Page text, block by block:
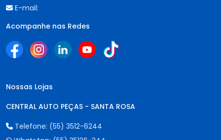
E-mail:
Acompanhe nas Redes
Nossas Lojas
CENTRAL AUTO PEÇAS - SANTA ROSA
Telefone: (55) 3512-6244